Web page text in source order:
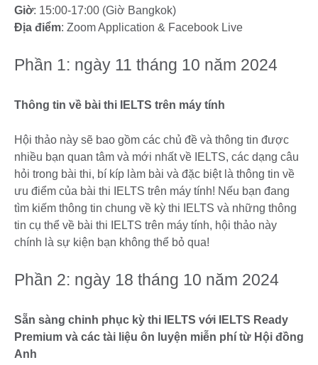
Giờ: 15:00-17:00 (Giờ Bangkok)
Địa điểm: Zoom Application & Facebook Live
Phần 1: ngày 11 tháng 10 năm 2024
Thông tin về bài thi IELTS trên máy tính
Hội thảo này sẽ bao gồm các chủ đề và thông tin được
nhiều bạn quan tâm và mới nhất về IELTS, các dạng câu
hỏi trong bài thi, bí kíp làm bài và đặc biệt là thông tin về
ưu điểm của bài thi IELTS trên máy tính! Nếu bạn đang
tìm kiếm thông tin chung về kỳ thi IELTS và những thông
tin cụ thể về bài thi IELTS trên máy tính, hội thảo này
chính là sự kiện bạn không thể bỏ qua!
Phần 2: ngày 18 tháng 10 năm 2024
Sẵn sàng chinh phục kỳ thi IELTS với IELTS Ready
Premium và các tài liệu ôn luyện miễn phí từ Hội đồng
Anh